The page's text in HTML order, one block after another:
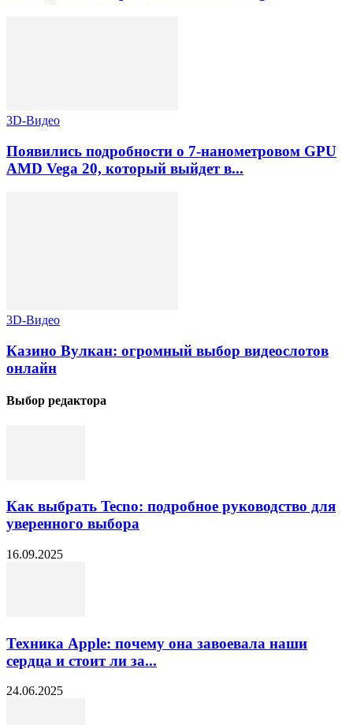
3D-Видео
Появились подробности о 7-нанометровом GPU
AMD Vega 20, который выйдет в...
3D-Видео
Казино Вулкан: огромный выбор видеослотов
онлайн
Выбор редактора
Как выбрать Tecno: подробное руководство для
уверенного выбора
16.09.2025
Техника Apple: почему она завоевала наши
сердца и стоит ли за...
24.06.2025